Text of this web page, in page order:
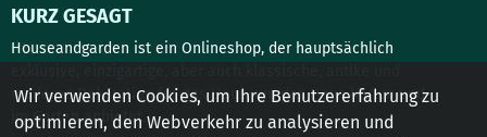
KURZ GESAGT
Houseandgarden ist ein Onlineshop, der hauptsächlich
moderne Dekoration für das Haus, um das Haus herum und
im Garten anbietet.
Wir verwenden Cookies, um Ihre Benutzererfahrung zu
optimieren, den Webverkehr zu analysieren und